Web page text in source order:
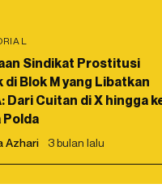
Sindikat Prostitusi
di Blok M yang Libatkan
Dari Cuitan di X hingga
Polda
Azhari 3 bulan lalu